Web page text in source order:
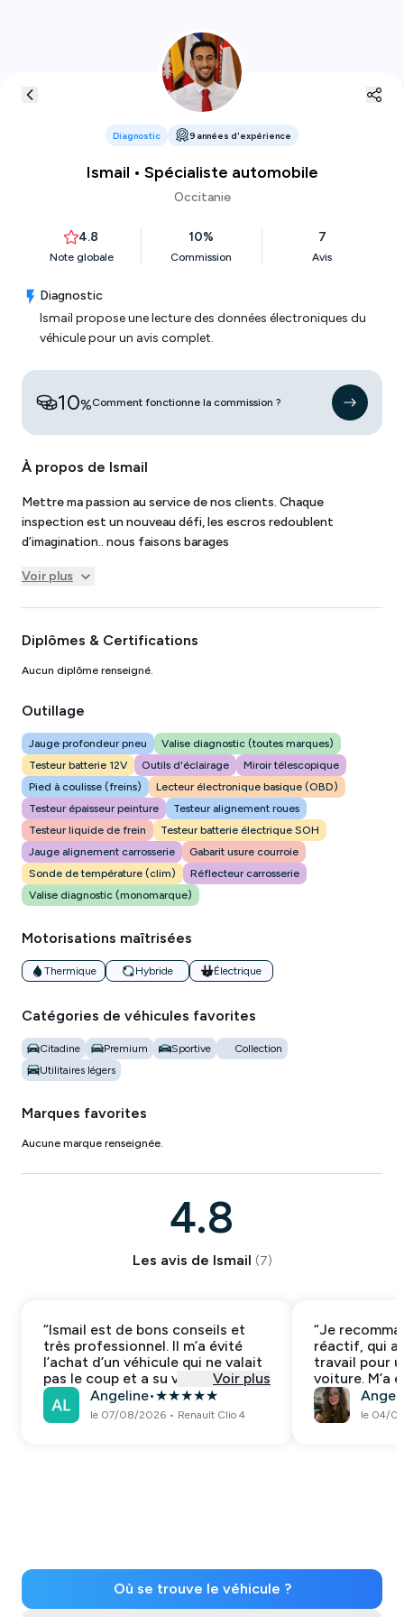
Diagnostic 9 années d'expérience
Ismail • Spécialiste automobile
Occitanie
4.8
Note globale
10%
Commission
7
Avis
Diagnostic
Ismail propose une lecture des données électroniques du
véhicule pour un avis complet.
10%Comment fonctionne la commission ?
À propos de Ismail
Mettre ma passion au service de nos clients. Chaque
inspection est un nouveau défi, les escros redoublent
d’imagination.. nous faisons barages
Voir plus
Diplômes & Certifications
Aucun diplôme renseigné.
Outillage
Jauge profondeur pneu
Valise diagnostic (toutes marques)
Testeur batterie 12V
Outils d'éclairage
Miroir télescopique
Pied à coulisse (freins)
Lecteur électronique basique (OBD)
Testeur épaisseur peinture
Testeur alignement roues
Testeur liquide de frein
Testeur batterie électrique SOH
Jauge alignement carrosserie
Gabarit usure courroie
Sonde de température (clim)
Réflecteur carrosserie
Valise diagnostic (monomarque)
Motorisations maîtrisées
Thermique Hybride Électrique
Catégories de véhicules favorites
Citadine Premium Sportive
Collection
Utilitaires légers
Marques favorites
Aucune marque renseignée.
4.8
Les avis de Ismail (7)
“Ismail est de bons conseils et
très professionnel. Il m’a évité
l’achat d’un véhicule qui ne valait
pas le coup et a su voir des
défauts que je n’aurais pas
repérés seule. Je recommande
fortement !
Voir plus
Angeline•★★★★★
le 07/08/2026 • Renault Clio 4
“Je
réactif, qui a
travail pour
voiture. M’a
arnaque,
bons
Ange
le 04/
Où se trouve le véhicule ?